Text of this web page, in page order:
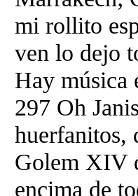
mi rollito
ven lo dejo
Hay música
297 Oh
huerfanitos,
Golem XIV
encima de